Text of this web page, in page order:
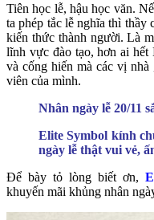
Tiên học lễ, hậu học văn.
ta phép tắc lễ nghĩa thì thầy
kiến thức thành người. Là
lĩnh vực đào tạo, hơn ai
và cống hiến mà các vị
viên của mình.
Nhân ngày lễ 20/11
Elite Symbol kính
ngày lễ thật vui vẻ,
Để bày tỏ lòng biết ơn,
khuyến mãi khủng nhân